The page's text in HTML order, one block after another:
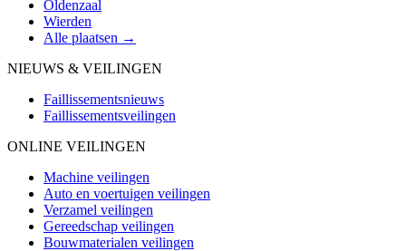
Oldenzaal
Wierden
Alle plaatsen →
NIEUWS & VEILINGEN
Faillissementsnieuws
Faillissementsveilingen
ONLINE VEILINGEN
Machine veilingen
Auto en voertuigen veilingen
Verzamel veilingen
Gereedschap veilingen
Bouwmaterialen veilingen